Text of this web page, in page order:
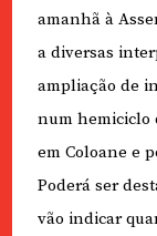
amanhã à
a diversas
ampliação de
num hemiciclo
em Coloane e
Poderá ser
vão indicar